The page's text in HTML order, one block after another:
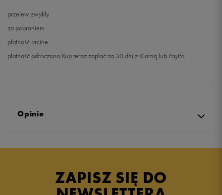
przelew zwykły
za pobraniem
płatność online
płatność odroczona Kup teraz zapłać za 30 dni z Klarną lub PayPo
Opinie
5.0
zebranych i zweryfikowanych przez
ZAPISZ SIĘ DO